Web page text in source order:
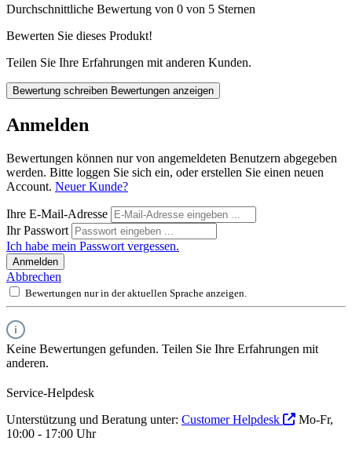
Durchschnittliche Bewertung von 0 von 5 Sternen
Bewerten Sie dieses Produkt!
Teilen Sie Ihre Erfahrungen mit anderen Kunden.
Bewertung schreiben Bewertungen anzeigen
Anmelden
Bewertungen können nur von angemeldeten Benutzern abgegeben
werden. Bitte loggen Sie sich ein, oder erstellen Sie einen neuen
Account. Neuer Kunde?
Ihre E-Mail-Adresse
Ihr Passwort
Ich habe mein Passwort vergessen.
Anmelden
Abbrechen
Bewertungen nur in der aktuellen Sprache anzeigen.
Keine Bewertungen gefunden. Teilen Sie Ihre Erfahrungen mit
anderen.
Service-Helpdesk
Unterstützung und Beratung unter: Customer Helpdesk
Mo-Fr,
10:00 - 17:00 Uhr